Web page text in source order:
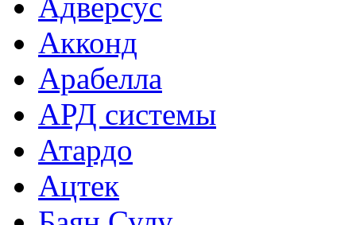
Акконд
Арабелла
АРД системы
Атардо
Ацтек